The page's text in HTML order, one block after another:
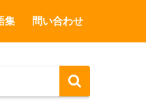
集 問い合わせ